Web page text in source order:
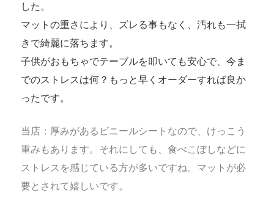
した。
マットの重さにより、ズレる事もなく、汚れも一拭
きで綺麗に落ちます。
子供がおもちゃでテーブルを叩いても安心で、今ま
でのストレスは何？もっと早くオーダーすれば良か
ったです。
当店：厚みがあるビニールシートなので、けっこう
重みもあります。それにしても、食べこぼしなどに
ストレスを感じている方が多いですね。マットが必
要とされて嬉しいです。